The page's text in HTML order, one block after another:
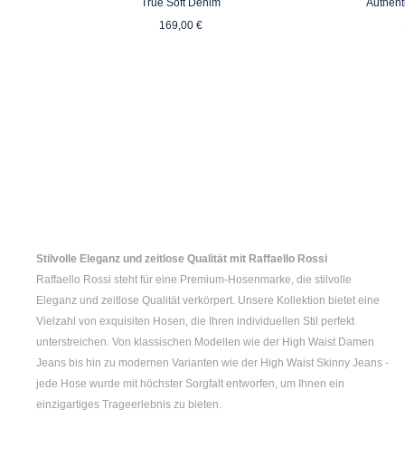
True Soft Denim
Regulärer Preis:
169,00 €
Stilvolle Eleganz und zeitlose Qualität mit Raffaello Rossi
Raffaello Rossi steht für eine Premium-Hosenmarke, die stilvolle
Eleganz und zeitlose Qualität verkörpert. Unsere Kollektion bietet eine
Vielzahl von exquisiten Hosen, die Ihren individuellen Stil perfekt
unterstreichen. Von klassischen Modellen wie der High Waist Damen
Jeans bis hin zu modernen Varianten wie der High Waist Skinny Jeans -
jede Hose wurde mit höchster Sorgfalt entworfen, um Ihnen ein
einzigartiges Trageerlebnis zu bieten.